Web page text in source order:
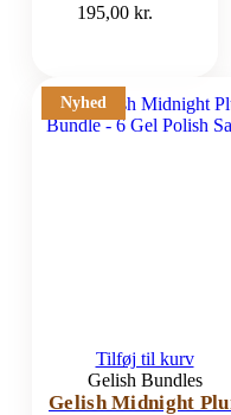
195,00kr.
Nyhed
Tilføj til kurv
Gelish Bundles
Gelish Midnight